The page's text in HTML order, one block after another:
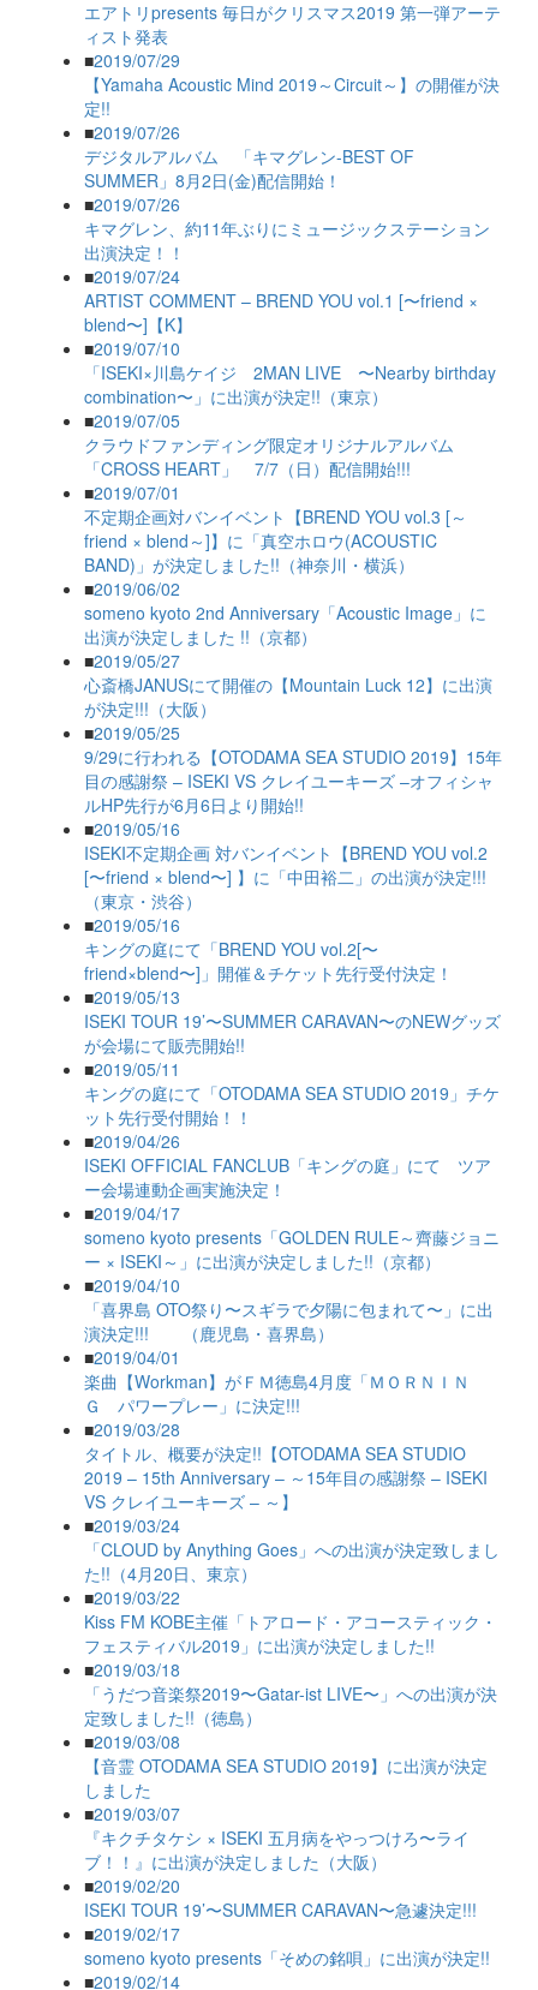
エアトリpresents 毎日がクリスマス2019 第一弾アーテ
ィスト発表
■2019/07/29
【Yamaha Acoustic Mind 2019～Circuit～】の開催が決
定!!
■2019/07/26
デジタルアルバム 「キマグレン-BEST OF
SUMMER」8月2日(金)配信開始！
■2019/07/26
キマグレン、約11年ぶりにミュージックステーション
出演決定！！
■2019/07/24
ARTIST COMMENT – BREND YOU vol.1 [〜friend ×
blend〜]【K】
■2019/07/10
「ISEKI×川島ケイジ 2MAN LIVE 〜Nearby birthday
combination〜」に出演が決定!!（東京）
■2019/07/05
クラウドファンディング限定オリジナルアルバム
「CROSS HEART」 7/7（日）配信開始!!!
■2019/07/01
不定期企画対バンイベント【BREND YOU vol.3 [～
friend × blend～]】に「真空ホロウ(ACOUSTIC
BAND)」が決定しました!!（神奈川・横浜）
■2019/06/02
someno kyoto 2nd Anniversary「Acoustic Image」に
出演が決定しました !!（京都）
■2019/05/27
心斎橋JANUSにて開催の【Mountain Luck 12】に出演
が決定!!!（大阪）
■2019/05/25
9/29に行われる【OTODAMA SEA STUDIO 2019】15年
目の感謝祭 – ISEKI VS クレイユーキーズ –オフィシャ
ルHP先行が6月6日より開始!!
■2019/05/16
ISEKI不定期企画 対バンイベント【BREND YOU vol.2
[〜friend × blend〜] 】に「中田裕二」の出演が決定!!!
（東京・渋谷）
■2019/05/16
キングの庭にて「BREND YOU vol.2[〜
friend×blend〜]」開催＆チケット先行受付決定！
■2019/05/13
ISEKI TOUR 19’〜SUMMER CARAVAN〜のNEWグッズ
が会場にて販売開始!!
■2019/05/11
キングの庭にて「OTODAMA SEA STUDIO 2019」チケ
ット先行受付開始！！
■2019/04/26
ISEKI OFFICIAL FANCLUB「キングの庭」にて ツア
ー会場連動企画実施決定！
■2019/04/17
someno kyoto presents「GOLDEN RULE～齊藤ジョニ
ー × ISEKI～」に出演が決定しました!!（京都）
■2019/04/10
「喜界島 OTO祭り〜スギラで夕陽に包まれて〜」に出
演決定!!! （鹿児島・喜界島）
■2019/04/01
楽曲【Workman】がＦＭ徳島4月度「ＭＯＲＮＩＮ
Ｇ パワープレー」に決定!!!
■2019/03/28
タイトル、概要が決定!!【OTODAMA SEA STUDIO
2019 – 15th Anniversary – ～15年目の感謝祭 – ISEKI
VS クレイユーキーズ – ～】
■2019/03/24
「CLOUD by Anything Goes」への出演が決定致しまし
た!!（4月20日、東京）
■2019/03/22
Kiss FM KOBE主催「トアロード・アコースティック・
フェスティバル2019」に出演が決定しました!!
■2019/03/18
「うだつ音楽祭2019〜Gatar-ist LIVE〜」への出演が決
定致しました!!（徳島）
■2019/03/08
【音霊 OTODAMA SEA STUDIO 2019】に出演が決定
しました
■2019/03/07
『キクチタケシ × ISEKI 五月病をやっつけろ〜ライ
ブ！！』に出演が決定しました（大阪）
■2019/02/20
ISEKI TOUR 19’〜SUMMER CARAVAN〜急遽決定!!!
■2019/02/17
someno kyoto presents「そめの銘唄」に出演が決定!!
■2019/02/14